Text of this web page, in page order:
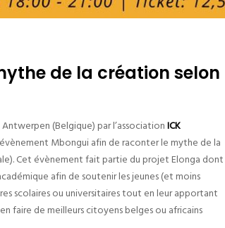
de la création selon
Antwerpen (Belgique) par l’associationICK
Mbongui afin de raconter le mythe de la
Cet évènement fait partie du projet Elonga dont
afin de soutenir les jeunes (et moins
scolaires ou universitaires tout en leur apportant
faire de meilleurs citoyens belges ou africains